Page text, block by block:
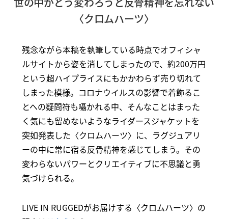
〈クロムハーツ〉
残念ながら本稿を執筆している時点でオフィシャ
ルサイトから姿を消してしまったので、約200万円
という超ハイプライスにもかかわらず売り切れて
しまった模様。コロナウイルスの影響で着飾るこ
とへの疑問符も囁かれる中、そんなことはまった
く気にも留めないようなライダースジャケットを
突如発表した〈クロムハーツ〉に、ラグジュアリ
ーの中に常に宿る反骨精神を感じてしまう。その
変わらないパワーとクリエイティブに不思議と勇
気づけられる。
LIVE IN RUGGEDがお届けする〈クロムハーツ〉の